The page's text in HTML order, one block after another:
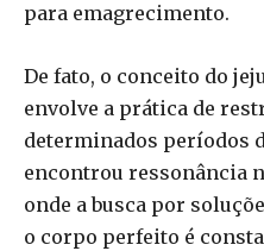
para emagrecimento.
De fato, o conceito do
envolve a prática de
determinados períodos
encontrou ressonância
onde a busca por
o corpo perfeito é